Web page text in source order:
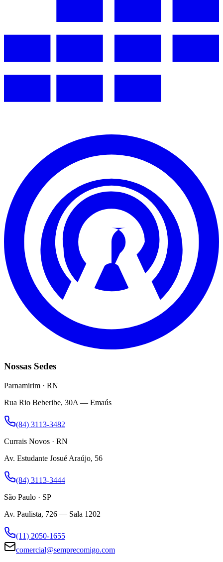
Nossas Sedes
Parnamirim · RN
Rua Rio Beberibe, 30A — Emaús
(84) 3113-3482
Currais Novos · RN
Av. Estudante Josué Araújo, 56
(84) 3113-3444
São Paulo · SP
Av. Paulista, 726 — Sala 1202
(11) 2050-1655
comercial@semprecomigo.com